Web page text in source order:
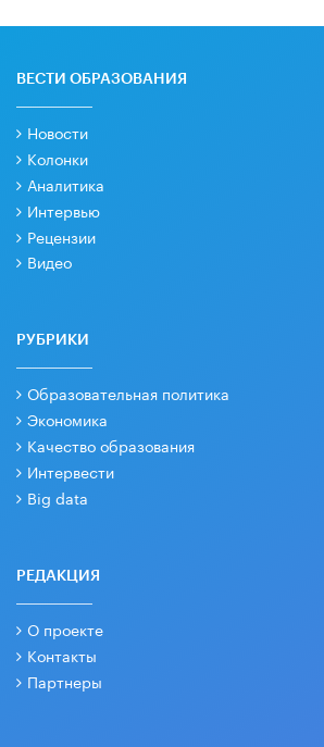
ВЕСТИ ОБРАЗОВАНИЯ
Новости
Колонки
Аналитика
Интервью
Рецензии
Видео
РУБРИКИ
Образовательная политика
Экономика
Качество образования
Интервести
Big data
РЕДАКЦИЯ
О проекте
Контакты
Партнеры